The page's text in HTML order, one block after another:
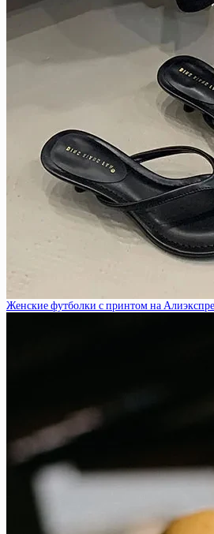
Женские футболки с принтом на